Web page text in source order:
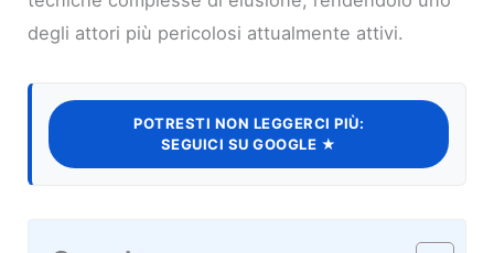
degli attori più pericolosi attualmente attivi.
POTRESTI NON LEGGERCI PIÙ:
SEGUICI SU GOOGLE ★